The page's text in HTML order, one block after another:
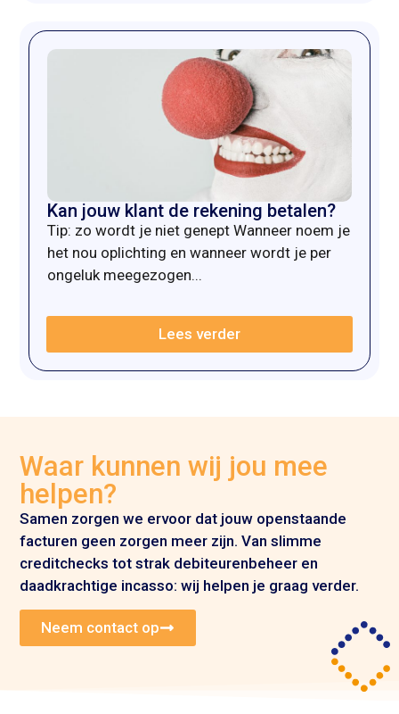
Kan jouw klant de rekening betalen?
Tip: zo wordt je niet genept Wanneer noem je
het nou oplichting en wanneer wordt je per
ongeluk meegezogen...
Lees verder
Waar kunnen wij jou mee
helpen?
Samen zorgen we ervoor dat jouw openstaande
facturen geen zorgen meer zijn. Van slimme
creditchecks tot strak debiteurenbeheer en
daadkrachtige incasso: wij helpen je graag verder.
Neem contact op